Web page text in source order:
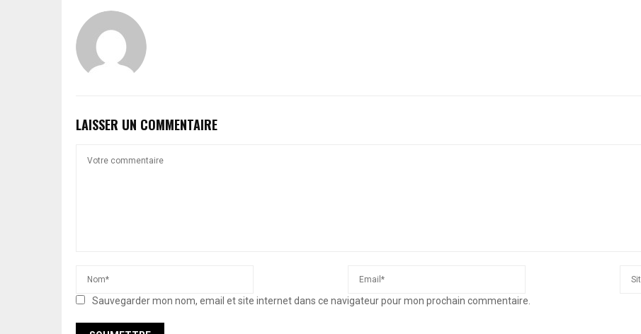
LAISSER UN COMMENTAIRE
Sauvegarder mon nom, email et site internet dans ce navigateur pour mon prochain commentaire.